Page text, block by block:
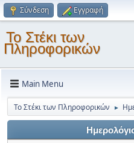
Σύνδεση Εγγραφή
Το Στέκι των
Πληροφορικών
Main Menu
Το Στέκι των Πληροφορικών ►